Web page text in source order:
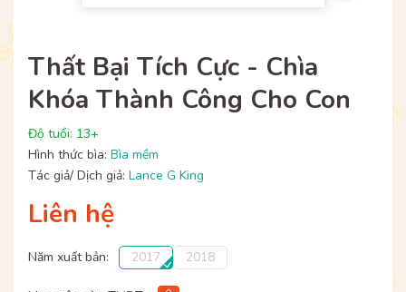
Thất Bại Tích Cực - Chìa
Khóa Thành Công Cho Con
Độ tuổi: 13+
Hình thức bìa: Bìa mềm
Tác giả/ Dịch giả: Lance G King
Liên hệ
Năm xuất bản: 2017 2018